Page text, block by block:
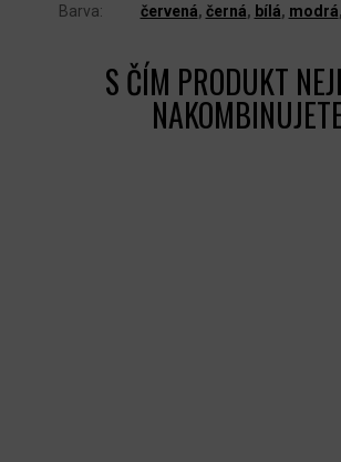
Barva: červená, černá, bílá, modrá,